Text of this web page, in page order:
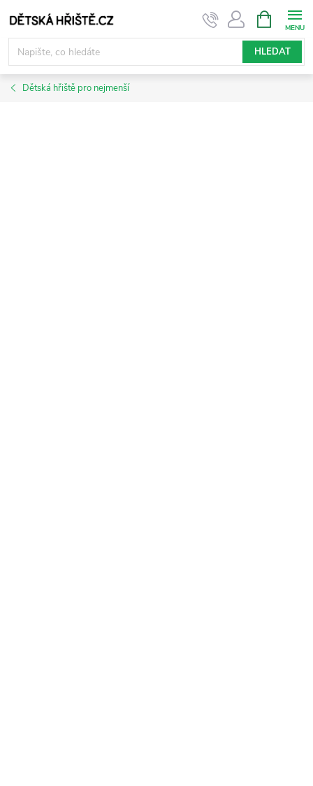
na
obsah
HLEDAT
NÁKUPNÍ
KOŠÍK
Dětská hřiště pro nejmenší